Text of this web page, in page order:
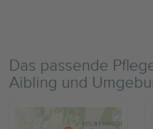
Das passende
Aibling und